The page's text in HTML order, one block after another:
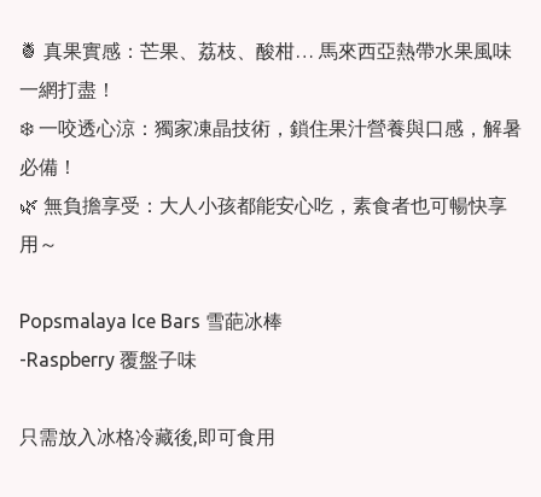
🍍 真果實感：芒果、荔枝、酸柑… 馬來西亞熱帶水果風味
一網打盡！
❄️ 一咬透心涼：獨家凍晶技術，鎖住果汁營養與口感，解暑
必備！
🌿 無負擔享受：大人小孩都能安心吃，素食者也可暢快享
用～
Popsmalaya Ice Bars 雪葩冰棒
-Raspberry 覆盤子味
只需放入冰格冷藏後,即可食用